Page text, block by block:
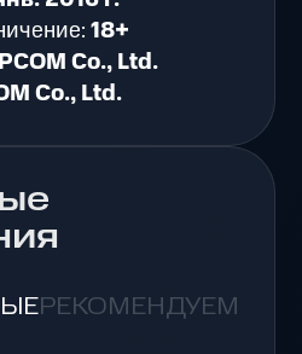
18+
Co., Ltd.
Co., Ltd.
РЕКОМЕНДУЕМЫЕ